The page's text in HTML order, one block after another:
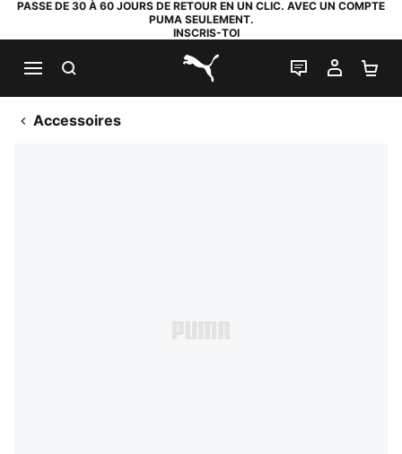
PASSE DE 30 À 60 JOURS DE RETOUR EN UN CLIC. AVEC UN COMPTE
PUMA SEULEMENT.
INSCRIS-TOI
PUMA.com
LIVE CHAT
MON
Accessoires